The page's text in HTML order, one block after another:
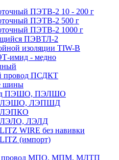
ПЭТВ-2 10 - 200 г
ПЭТВ-2 500 г
ПЭТВ-2 1000 г
ПЭВТЛ-2
изоляции TIW-B
имид - медно
провод ПСДКТ
шины
ПЭШО, ПЭЛШО
ЛЭШО, ЛЭПШД
ЛЭПКО
ЛЭЛО, ЛЭЛД
WIRE без навивки
(импорт)
провод МПО, МПМ, МЛТП